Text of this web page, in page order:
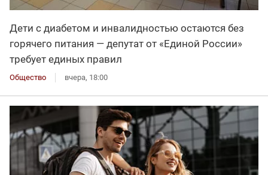
Дети с диабетом и инвалидностью остаются без
горячего питания — депутат от «Единой России»
требует единых правил
Общество вчера, 18:00